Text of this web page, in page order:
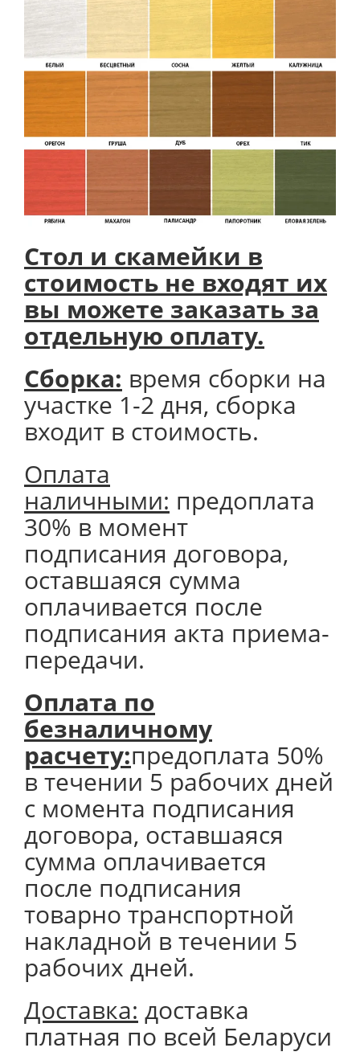
Стол и скамейки в
стоимость не входят их
вы можете заказать за
отдельную оплату.
Сборка: время сборки на
участке 1-2 дня, сборка
входит в стоимость.
Оплата
наличными: предоплата
30% в момент
подписания договора,
оставшаяся сумма
оплачивается после
подписания акта приема-
передачи.
Оплата по
безналичному
расчету:предоплата 50%
в течении 5 рабочих дней
с момента подписания
договора, оставшаяся
сумма оплачивается
после подписания
товарно транспортной
накладной в течении 5
рабочих дней.
Доставка: доставка
платная по всей Беларуси